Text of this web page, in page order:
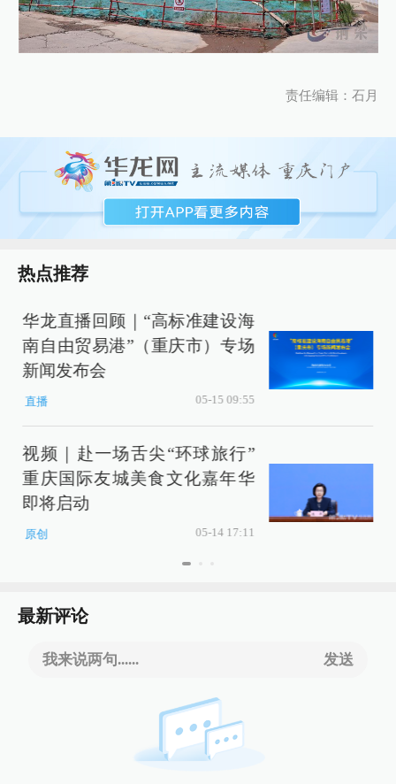
责任编辑：石月
热点推荐
华龙直播回顾｜“高标准建设海
南自由贸易港”（重庆市）专场
新闻发布会
直播 05-15 09:55
视频｜赴一场舌尖“环球旅行”
重庆国际友城美食文化嘉年华
即将启动
原创 05-14 17:11
最新评论
我来说两句...... 发送